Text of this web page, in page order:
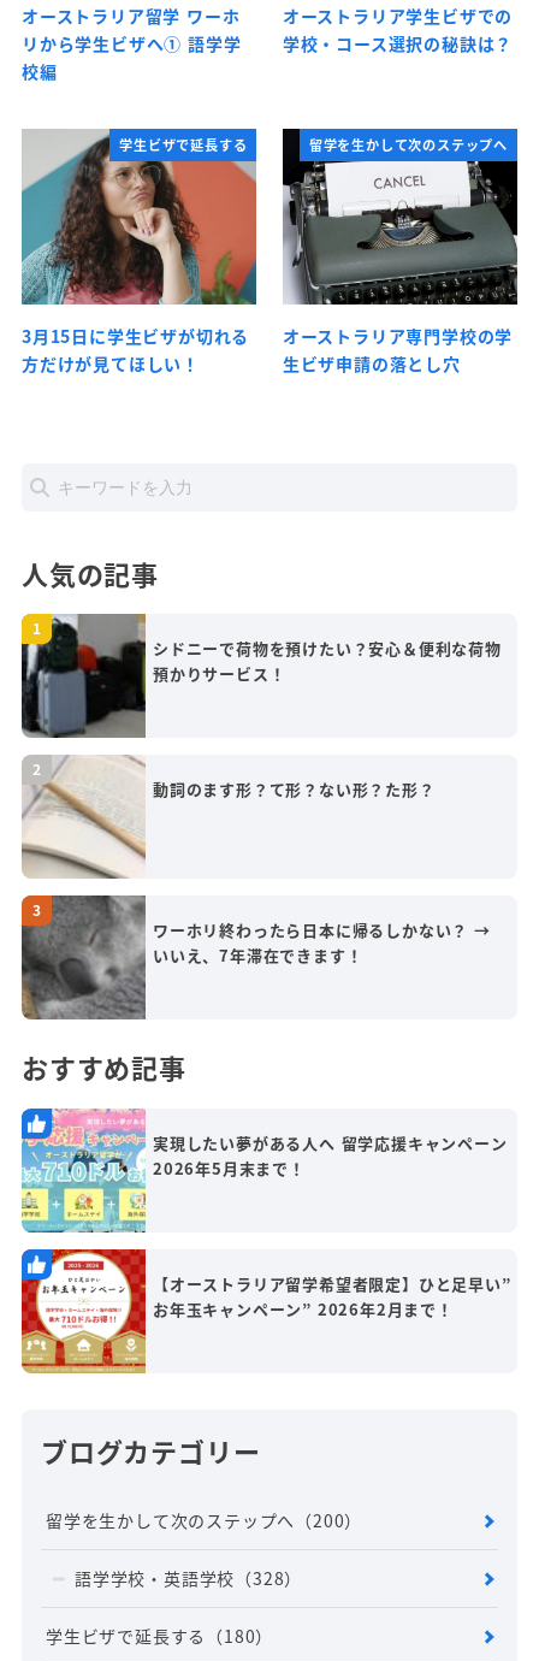
オーストラリア留学 ワーホ
リから学生ビザへ① 語学学
校編
オーストラリア学生ビザでの
学校・コース選択の秘訣は？
学生ビザで延長する
3月15日に学生ビザが切れる
方だけが見てほしい！
留学を生かして次のステップへ
オーストラリア専門学校の学
生ビザ申請の落とし穴
人気の記事
シドニーで荷物を預けたい？安心＆便利な荷物
預かりサービス！
動詞のます形？て形？ない形？た形？
ワーホリ終わったら日本に帰るしかない？ →
いいえ、7年滞在できます！
おすすめ記事
実現したい夢がある人へ 留学応援キャンペーン
2026年5月末まで！
【オーストラリア留学希望者限定】ひと足早い”
お年玉キャンペーン” 2026年2月まで！
ブログカテゴリー
留学を生かして次のステップへ （200）
語学学校・英語学校 （328）
学生ビザで延長する （180）